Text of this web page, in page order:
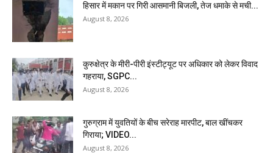
हिसार में मकान पर गिरी आसमानी बिजली, तेज धमाके से मची...
August 8, 2026
कुरुक्षेत्र के मीरी-पीरी इंस्टीट्यूट पर अधिकार को लेकर विवाद
गहराया, SGPC...
August 8, 2026
गुरुग्राम में युवतियों के बीच सरेराह मारपीट, बाल खींचकर
गिराया; VIDEO...
August 8, 2026